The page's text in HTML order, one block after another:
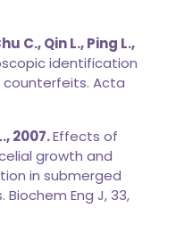
C., Qin L., Ping L.,
identification
Acta
2007.Effects of
growth and
in submerged
Eng J, 33,